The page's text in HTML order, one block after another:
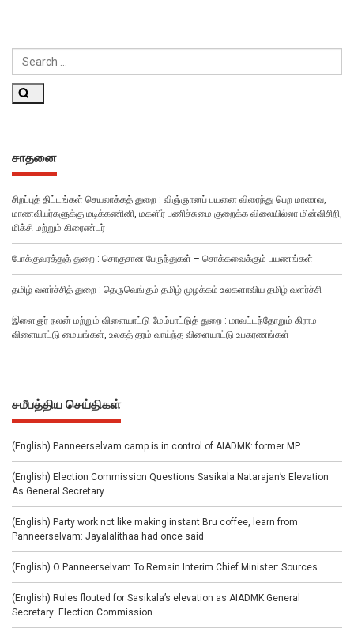
சாதனை
சிறப்புத் திட்டங்கள் செயலாக்கத் துறை : விஞ்ஞானப் பயனை விரைந்து பெற மாணவ,
மாணவியர்களுக்கு மடிக்கணினி, மகளிர் பணிச்சுமை குறைக்க விலையில்லா மின்விசிறி,
மிக்சி மற்றும் கிரைண்டர்
போக்குவரத்துத் துறை : சொகுசான பேருந்துகள் – சொக்கவைக்கும் பயணங்கள்
தமிழ் வளர்ச்சித் துறை : தெருவெங்கும் தமிழ் முழக்கம் உலகளாவிய தமிழ் வளர்ச்சி
இளைஞர் நலன் மற்றும் விளையாட்டு மேம்பாட்டுத் துறை : மாவட்டந்தோறும் கிராம
விளையாட்டு மையங்கள், உலகத் தரம் வாய்ந்த விளையாட்டு உபகரணங்கள்
சமீபத்திய செய்திகள்
(English) Panneerselvam camp is in control of AIADMK: former MP
(English) Election Commission Questions Sasikala Natarajan’s Elevation
As General Secretary
(English) Party work not like making instant Bru coffee, learn from
Panneerselvam: Jayalalithaa had once said
(English) O Panneerselvam To Remain Interim Chief Minister: Sources
(English) Rules flouted for Sasikala’s elevation as AIADMK General
Secretary: Election Commission